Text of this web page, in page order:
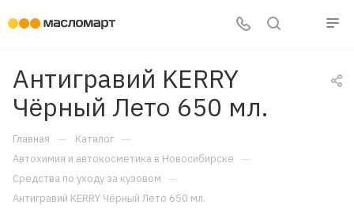
Антигравий KERRY
Чёрный Лето 650 мл.
Главная — Каталог —
Автохимия и автокосметика в Новосибирске —
Средства по уходу за кузовом —
Антигравий KERRY Чёрный Лето 650 мл.